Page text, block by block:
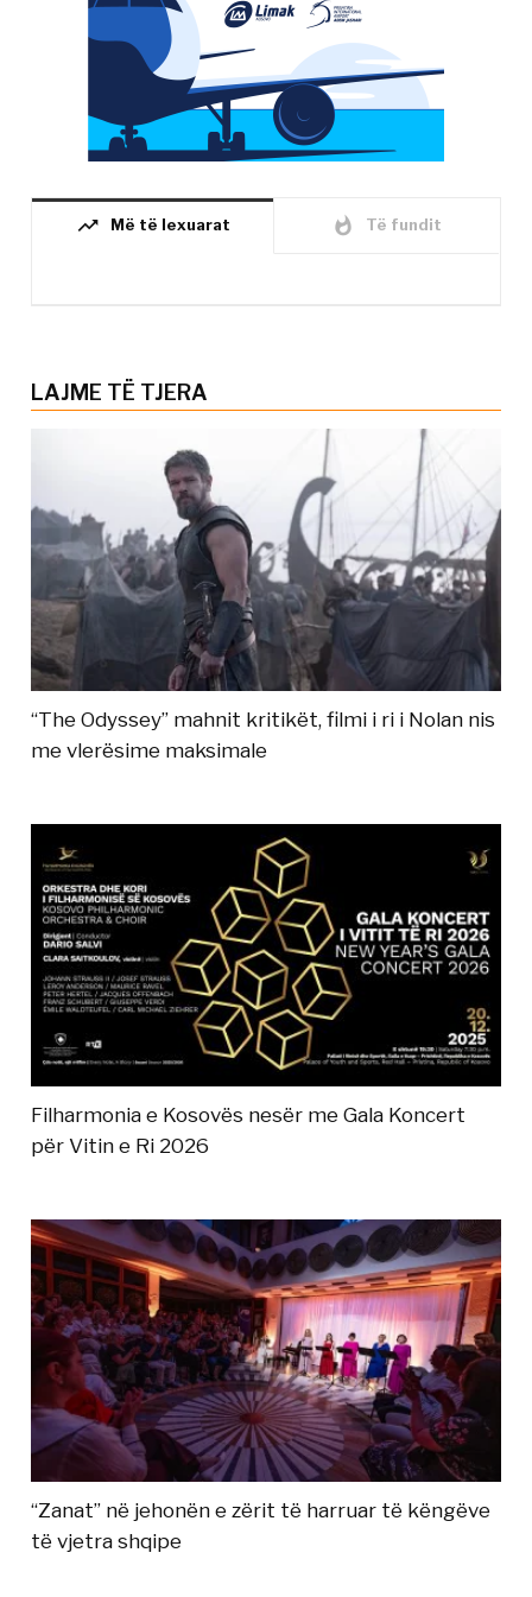
trending_up Më të lexuarat whatshot Të fundit
LAJME TË TJERA
“The Odyssey” mahnit kritikët, filmi i ri i Nolan nis
me vlerësime maksimale
Filharmonia e Kosovës nesër me Gala Koncert
për Vitin e Ri 2026
“Zanat” në jehonën e zërit të harruar të këngëve
të vjetra shqipe